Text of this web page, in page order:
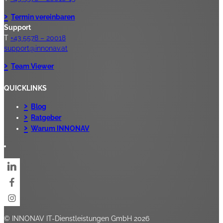
Termin vereinbaren
Support
T +43 5578 – 20018
support@innonav.at
Team Viewer
QUICKLINKS
Blog
Ratgeber
Warum INNONAV
© INNONAV IT-Dienstleistungen GmbH 2026